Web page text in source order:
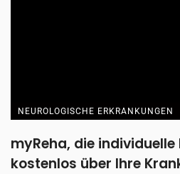
NEUROLOGISCHE ERKRANKUNGEN
myReha, die
kostenlos über Ihre